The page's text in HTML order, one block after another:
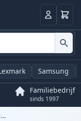
Log in
Samsung
Familiebedrijf
sinds 1997
i-SENSYS MF4690PL